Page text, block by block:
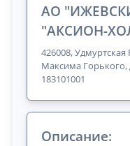
АО
"АКСИОН-
426008, Удмуртская
Максима Горького,
183101001
Описание: